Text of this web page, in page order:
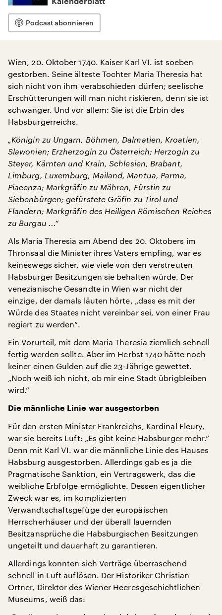
Podcast abonnieren
Wien, 20. Oktober 1740. Kaiser Karl VI. ist soeben
gestorben. Seine älteste Tochter Maria Theresia hat
sich nicht von ihm verabschieden dürfen; seelische
Erschütterungen will man nicht riskieren, denn sie ist
schwanger. Und vor allem: Sie ist die Erbin des
Habsburgerreichs.
„Königin zu Ungarn, Böhmen, Dalmatien, Kroatien,
Slawonien; Erzherzogin zu Österreich; Herzogin zu
Steyer, Kärnten und Krain, Schlesien, Brabant,
Limburg, Luxemburg, Mailand, Mantua, Parma,
Piacenza; Markgräfin zu Mähren, Fürstin zu
Siebenbürgen; gefürstete Gräfin zu Tirol und
Flandern; Markgräfin des Heiligen Römischen Reiches
zu Burgau ...“
Als Maria Theresia am Abend des 20. Oktobers im
Thronsaal die Minister ihres Vaters empfing, war es
keineswegs sicher, wie viele von den verstreuten
Habsburger Besitzungen sie behalten würde. Der
venezianische Gesandte in Wien war nicht der
einzige, der damals läuten hörte, „dass es mit der
Würde des Staates nicht vereinbar sei, von einer Frau
regiert zu werden“.
Ein Vorurteil, mit dem Maria Theresia ziemlich schnell
fertig werden sollte. Aber im Herbst 1740 hätte noch
keiner einen Gulden auf die 23-Jährige gewettet.
„Noch weiß ich nicht, ob mir eine Stadt übrigbleiben
wird.“
Die männliche Linie war ausgestorben
Für den ersten Minister Frankreichs, Kardinal Fleury,
war sie bereits Luft: „Es gibt keine Habsburger mehr.“
Denn mit Karl VI. war die männliche Linie des Hauses
Habsburg ausgestorben. Allerdings gab es ja die
Pragmatische Sanktion, ein Vertragswerk, das die
weibliche Erbfolge ermöglichte. Dessen eigentlicher
Zweck war es, im komplizierten
Verwandtschaftsgefüge der europäischen
Herrscherhäuser und der überall lauernden
Besitzansprüche die Habsburgischen Besitzungen
ungeteilt und dauerhaft zu garantieren.
Allerdings konnten sich Verträge überraschend
schnell in Luft auflösen. Der Historiker Christian
Ortner, Direktor des Wiener Heeresgeschichtlichen
Museums, weiß das: